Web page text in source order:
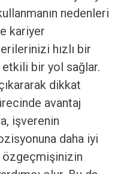
nedenleri
kariyer
hızlı bir
bir yol sağlar.
dikkat
avantaj
işverenin
daha iyi
özgeçmişinizin